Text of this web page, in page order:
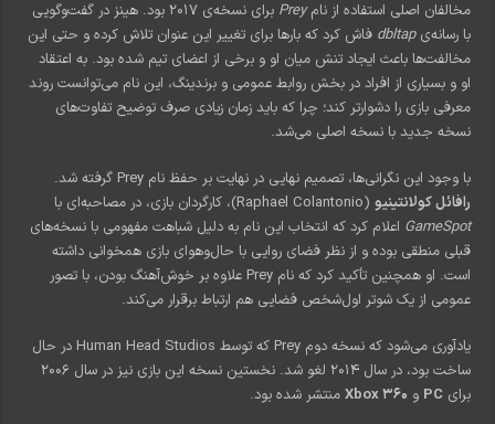
مخالفان اصلی استفاده از نامPrey
برای نسخه‌ی ۲۰۱۷ بود. هینز در گفت‌وگویی
با رسانه‌یdbltap فاش کرد که بارها برای تغییر این عنوان تلاش کرده و حتی این
مخالفت‌ها باعث ایجاد تنش میان او و برخی از اعضای تیم شده بود. به اعتقاد
او و بسیاری از افراد در بخش روابط عمومی و برندینگ، این نام می‌توانست روند
معرفی بازی را دشوارتر کند؛ چرا که باید زمان زیادی صرف توضیح تفاوت‌های
نسخه جدید با نسخه اصلی می‌شد.
با وجود این نگرانی‌ها، تصمیم نهایی در نهایت بر حفظ نام Prey گرفته شد.
رافائل کولانتینیو (Raphael Colantonio)، کارگردان بازی، در مصاحبه‌ای با
GameSpot اعلام کرد که انتخاب این نام به دلیل شباهت مفهومی با نسخه‌های
قبلی منطقی بوده و از نظر فضای روایی با حال‌وهوای بازی همخوانی داشته
است. او همچنین تأکید کرد که نام Prey علاوه بر خوش‌آهنگ بودن، با تصور
عمومی از یک شوتر اول‌شخص فضایی هم ارتباط برقرار می‌کند.
یادآوری می‌شود که نسخه دوم Prey که توسط Human Head Studios در حال
ساخت بود، در سال ۲۰۱۴ لغو شد. نخستین نسخه این بازی نیز در سال ۲۰۰۶
برایPC و Xbox 360 منتشر شده بود.